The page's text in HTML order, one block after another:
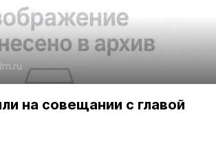
на совещании с главой